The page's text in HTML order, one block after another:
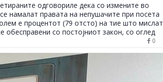
одговориле дека со измените во
намалат правата на непушачите при посета
е процентот (79 отсто) на тие што мислат
обесправени со постојниот закон, со оглед
една од причините за измените е
признаваат дека им пречи што и покрај
локали каде што на пу
0